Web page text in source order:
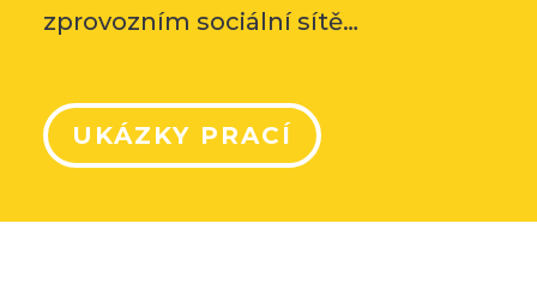
zprovozním sociální sítě…
UKÁZKY PRACÍ